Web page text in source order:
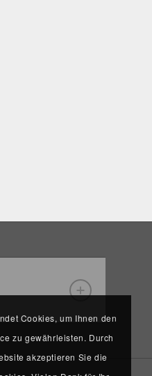
Cookies, um Ihnen den
zu gewährleisten. Durch
akzeptieren Sie die